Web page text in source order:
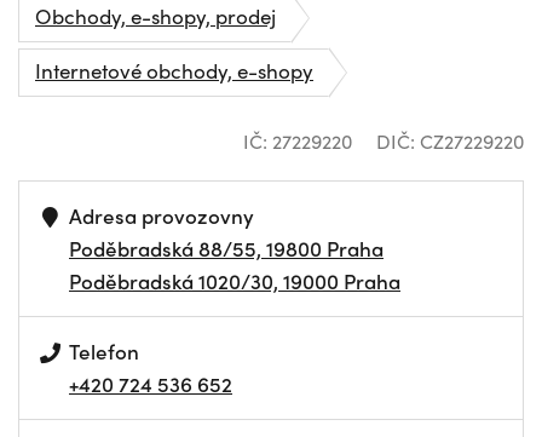
Obchody, e-shopy, prodej
Internetové obchody, e-shopy
IČ: 27229220 DIČ: CZ27229220
Adresa provozovny
Poděbradská 88/55, 19800 Praha
Poděbradská 1020/30, 19000 Praha
Telefon
+420 724 536 652